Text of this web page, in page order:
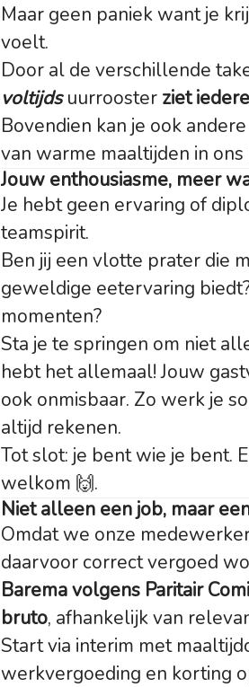
Maar geen paniek want je
voelt.
Door al de verschillende
voltijdsuurrooster ziet
Bovendien kan je ook
van warme maaltijden in
Jouw enthousiasme, meer
Je hebt geen ervaring of
teamspirit.
Ben jij een vlotte prater die
geweldige eetervaring
momenten?
Sta je te springen om niet
hebt het allemaal! Jouw
ook onmisbaar. Zo werk je
altijd rekenen.
Tot slot: je bent wie je bent.
welkom 🙌.
Niet alleen een job, maar
Omdat we onze
daarvoor correct vergoed
Barema volgens Paritair
bruto, afhankelijk van
Start via interim met
werkvergoeding en korting